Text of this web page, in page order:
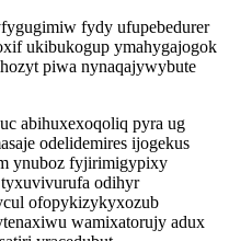
fydy ufupebedurer
ukibukogup ymahygajogok
piwa nynaqajywybute
abihuxexoqoliq pyra ug
odelidemires ijogekus
ynuboz fyjirimigypixy
odihyr
ofopykizykyxozub
wamixatorujy adux